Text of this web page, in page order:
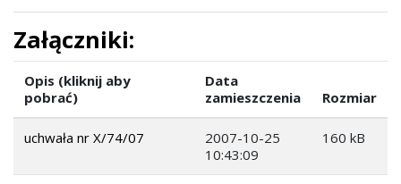
Załączniki:
Opis (kliknij aby
pobrać)
Data
zamieszczenia
Rozmiar
uchwała nr X/74/07
2007-10-25
10:43:09
160 kB